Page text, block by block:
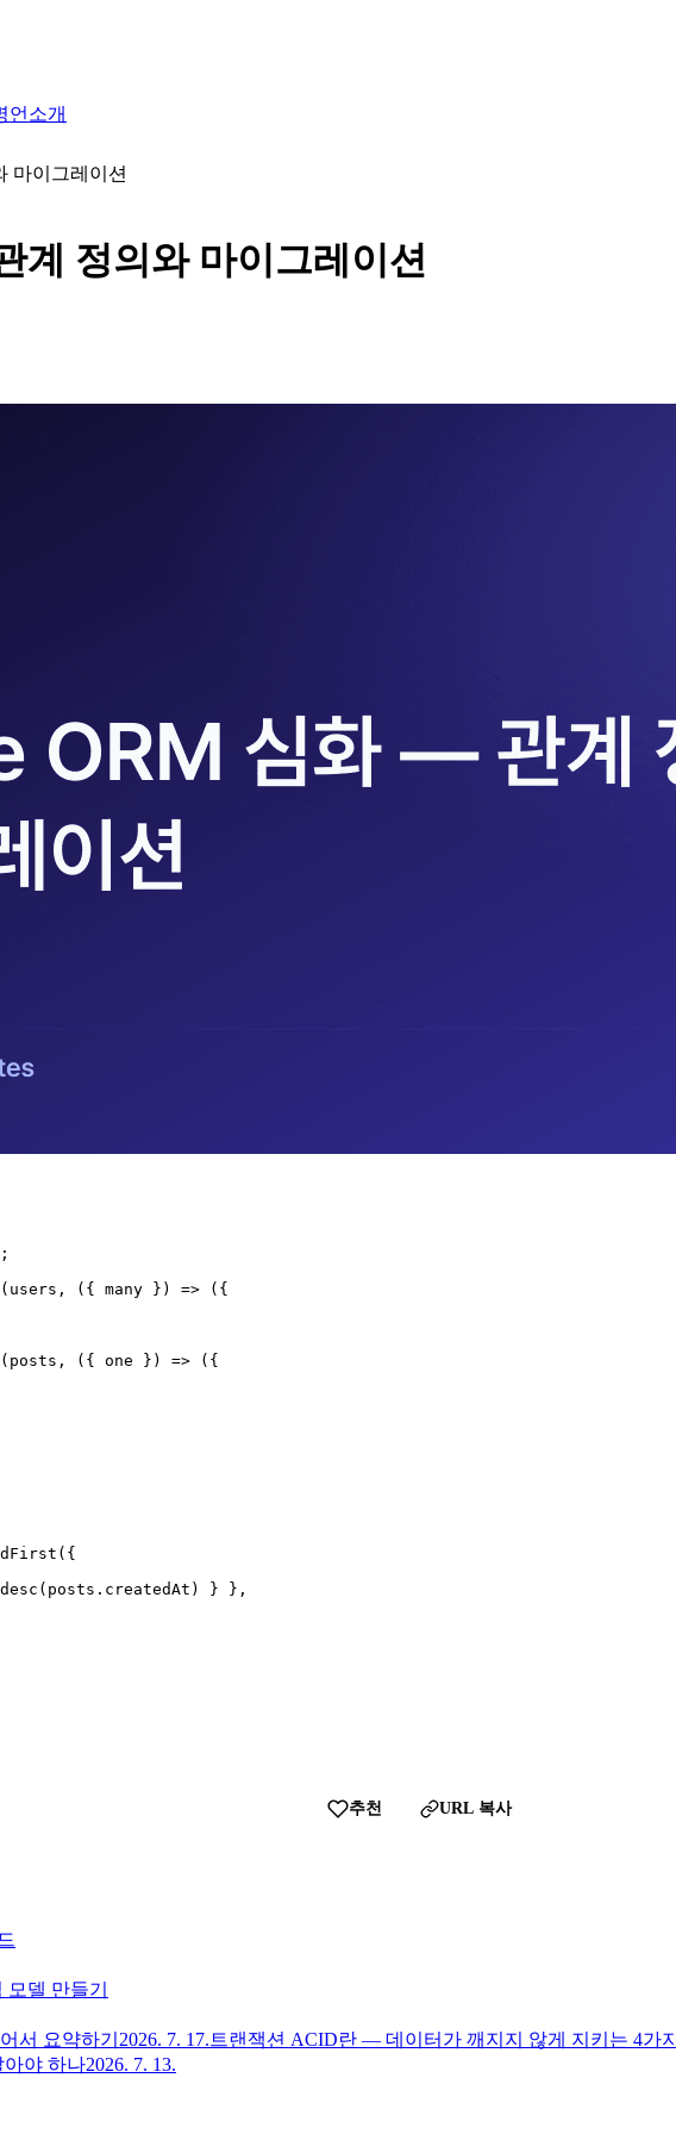
언 소개
마이그레이션
정의와 마이그레이션
({ many }) => ({
({ one }) => ({
} },
추천 URL 복사
델 만들기
서 요약하기 2026. 7. 17. 트랜잭션 ACID란 — 데이터가 깨지지 않게 지키는 4가지
야 하나2026. 7. 13.